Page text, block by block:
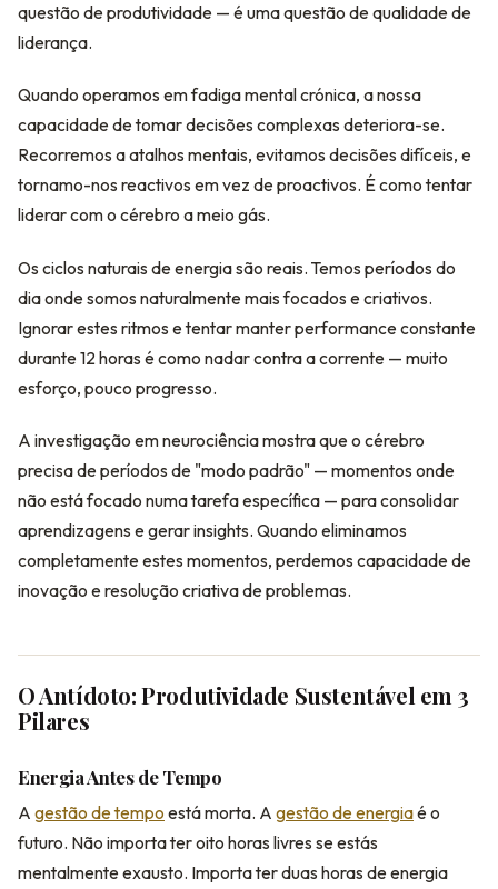
questão de produtividade — é uma questão de qualidade de
liderança.
Quando operamos em fadiga mental crónica, a nossa
capacidade de tomar decisões complexas deteriora-se.
Recorremos a atalhos mentais, evitamos decisões difíceis, e
tornamo-nos reactivos em vez de proactivos. É como tentar
liderar com o cérebro a meio gás.
Os ciclos naturais de energia são reais. Temos períodos do
dia onde somos naturalmente mais focados e criativos.
Ignorar estes ritmos e tentar manter performance constante
durante 12 horas é como nadar contra a corrente — muito
esforço, pouco progresso.
A investigação em neurociência mostra que o cérebro
precisa de períodos de "modo padrão" — momentos onde
não está focado numa tarefa específica — para consolidar
aprendizagens e gerar insights. Quando eliminamos
completamente estes momentos, perdemos capacidade de
inovação e resolução criativa de problemas.
O Antídoto: Produtividade Sustentável em 3
Pilares
Energia Antes de Tempo
A gestão de tempo está morta. A gestão de energiaé o
futuro. Não importa ter oito horas livres se estás
mentalmente exausto. Importa ter duas horas de energia